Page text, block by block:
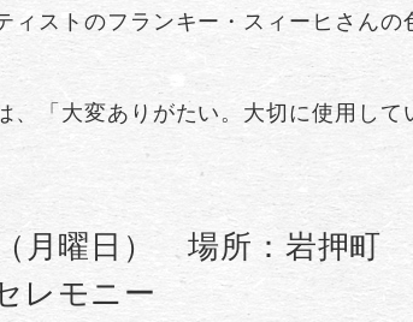
ィストのフランキー・スィーヒさんの
、「大変ありがたい。大切に使用して
月曜日） 場所：岩押町
レモニー